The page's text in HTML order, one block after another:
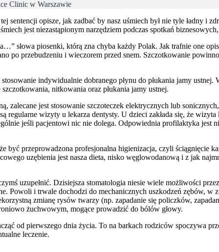
Clinic w Warszawie
sentencji opisze, jak zadbać by nasz uśmiech był nie tyle ładny i
jest niezastąpionym narzędziem podczas spotkań
słowa piosenki, którą zna chyba każdy Polak. Jak trafnie one
po przebudzeniu i wieczorem przed snem. Szczotkowanie
indywidualnie dobranego płynu do płukania jamy
nitkowania oraz płukania jamy ustnej.
zalecane jest stosowanie szczoteczek elektrycznych lub
wizyty u lekarza dentysty. U dzieci zakłada się, że
jeśli pacjentowi nic nie dolega. Odpowiednia profilaktyka jest
być przeprowadzona profesjonalna higienizacja, czyli ściągnięcie
uzębienia jest nasza dieta, nisko węglowodanową i z jak
uzupełnić. Dzisiejsza stomatologia niesie wiele możliwości
Powoli i trwale dochodzi do mechanicznych uszkodzeń zębów,
zmianę rysów twarzy (np. zapadanie się policzków,
żuchwowym, mogące prowadzić do bólów głowy.
od pierwszego dnia życia. To na barkach rodziców spoczywa
leczenie.